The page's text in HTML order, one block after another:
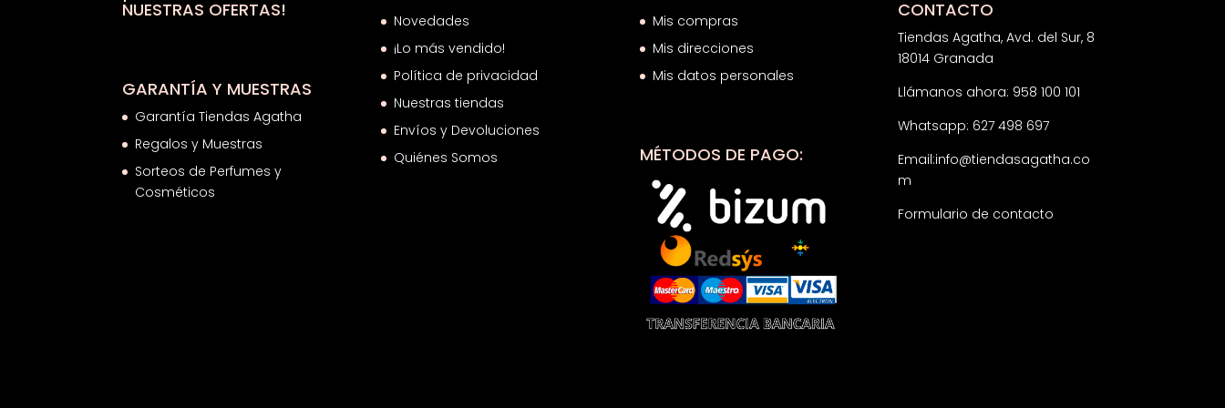
NUESTRAS OFERTAS!
GARANTÍA Y MUESTRAS
Garantía Tiendas Agatha
Regalos y Muestras
Sorteos de Perfumes y
Cosméticos
Novedades
¡Lo más vendido!
Política de privacidad
Nuestras tiendas
Envíos y Devoluciones
Quiénes Somos
Mis compras
Mis direcciones
Mis datos personales
MÉTODOS DE PAGO:
CONTACTO
Tiendas Agatha, Avd. del Sur, 8
18014 Granada
Llámanos ahora: 958 100 101
Whatsapp: 627 498 697
Email:info@tiendasagatha.co
m
Formulario de contacto